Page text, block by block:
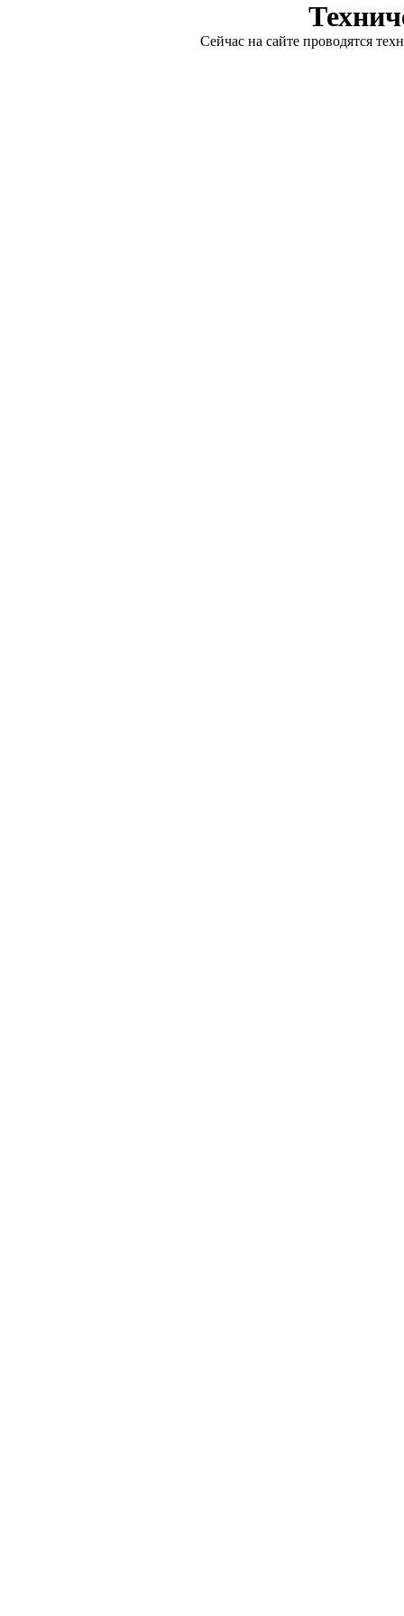
Сейчас на сайте проводятся